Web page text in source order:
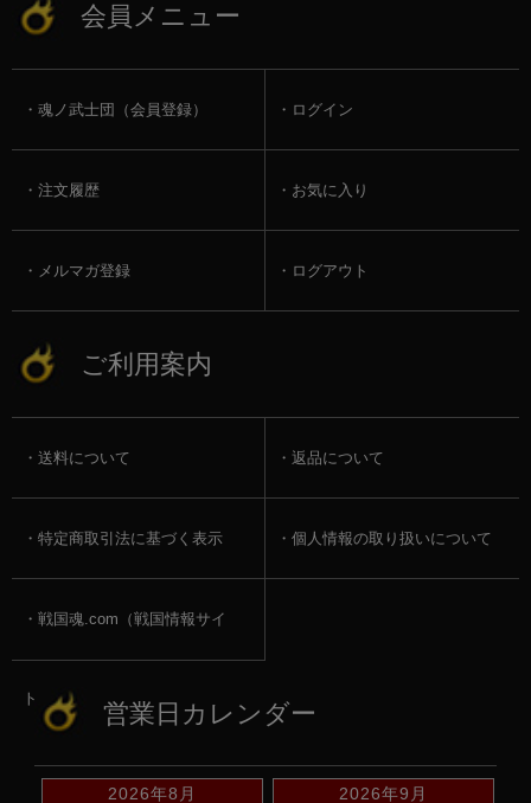
会員メニュー
魂ノ武士団（会員登録） ログイン
注文履歴 お気に入り
メルマガ登録 ログアウト
ご利用案内
送料について 返品について
特定商取引法に基づく表示 個人情報の取り扱いについて
戦国魂.com（戦国情報サイ
ト） 営業日カレンダー
2026年8月 2026年9月